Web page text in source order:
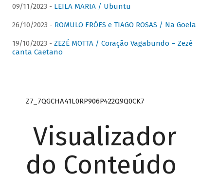
09/11/2023 - LEILA MARIA / Ubuntu
26/10/2023 - ROMULO FRÓES e TIAGO ROSAS / Na Goela
19/10/2023 - ZEZÉ MOTTA / Coração Vagabundo – Zezé
canta Caetano
Z7_7QGCHA41L0RP906P422Q9Q0CK7
Visualizador
do Conteúdo